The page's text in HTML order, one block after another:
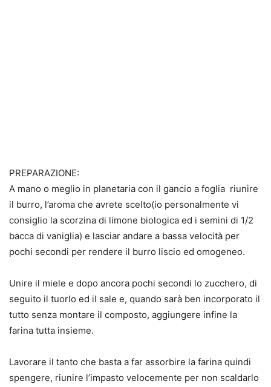
PREPARAZIONE:
A mano o meglio in planetaria con il gancio a foglia riunire
il burro, l’aroma che avrete scelto(io personalmente vi
consiglio la scorzina di limone biologica ed i semini di 1/2
bacca di vaniglia) e lasciar andare a bassa velocità per
pochi secondi per rendere il burro liscio ed omogeneo.
Unire il miele e dopo ancora pochi secondi lo zucchero, di
seguito il tuorlo ed il sale e, quando sarà ben incorporato il
tutto senza montare il composto, aggiungere infine la
farina tutta insieme.
Lavorare il tanto che basta a far assorbire la farina quindi
spengere, riunire l’impasto velocemente per non scaldarlo